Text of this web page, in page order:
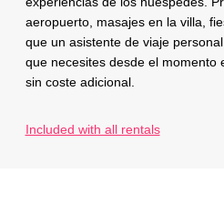
aeropuerto, masajes en la villa,
que un asistente de viaje
que necesites desde el momento
sin coste adicional.
Included with all rentals